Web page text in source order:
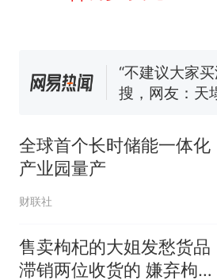
核查
“不建议大家
搜，网友：天
因老师一句“
人生
全球首个长时储能一体化
产业园量产
财联社
售卖枸杞的大姐发愁货品
滞销两位收货的 嫌弃枸杞